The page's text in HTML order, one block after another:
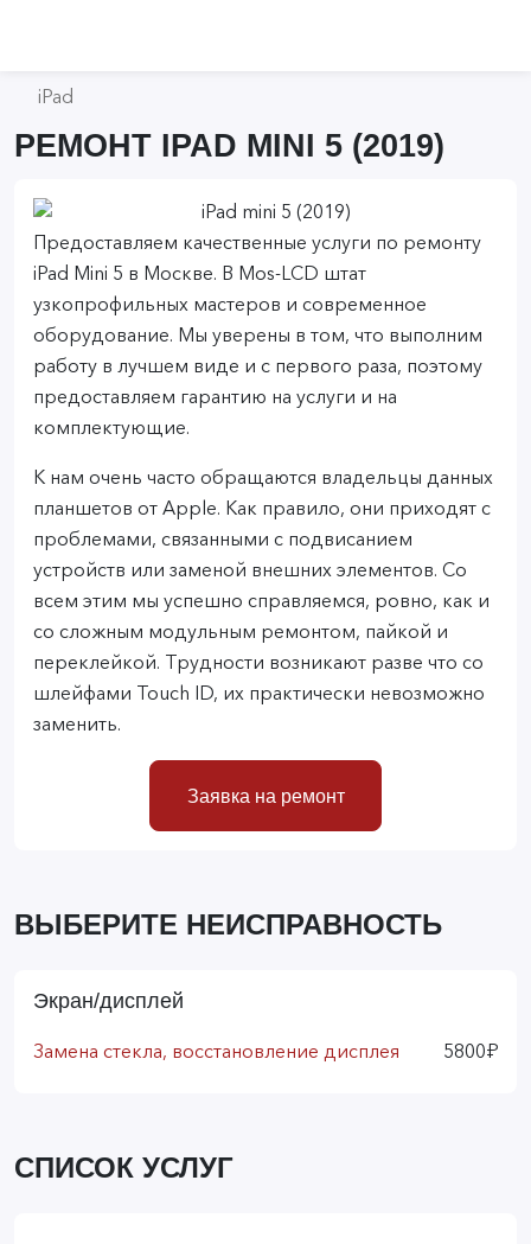
iPad
РЕМОНТ IPAD MINI 5 (2019)
Предоставляем качественные услуги по ремонту
iPad Mini 5 в Москве. В Mos-LCD штат
узкопрофильных мастеров и современное
оборудование. Мы уверены в том, что выполним
работу в лучшем виде и с первого раза, поэтому
предоставляем гарантию на услуги и на
комплектующие.
К нам очень часто обращаются владельцы данных
планшетов от Apple. Как правило, они приходят с
проблемами, связанными с подвисанием
устройств или заменой внешних элементов. Со
всем этим мы успешно справляемся, ровно, как и
со сложным модульным ремонтом, пайкой и
переклейкой. Трудности возникают разве что со
шлейфами Touch ID, их практически невозможно
заменить.
Заявка на ремонт
ВЫБЕРИТЕ НЕИСПРАВНОСТЬ
Экран/дисплей
Замена стекла, восстановление дисплея 5800₽
СПИСОК УСЛУГ